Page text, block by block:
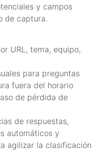
y campos
de captura.
URL, tema, equipo,
para preguntas
fuera del horario
de pérdida de
de respuestas,
automáticos y
agilizar la clasificación